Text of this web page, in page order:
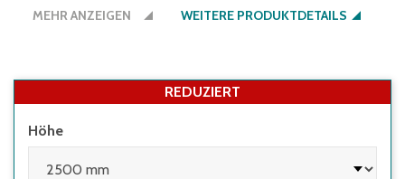
alle Gewichtsangaben gelten bei
MEHR ANZEIGEN WEITERE PRODUKTDETAILS
REDUZIERT
Höhe